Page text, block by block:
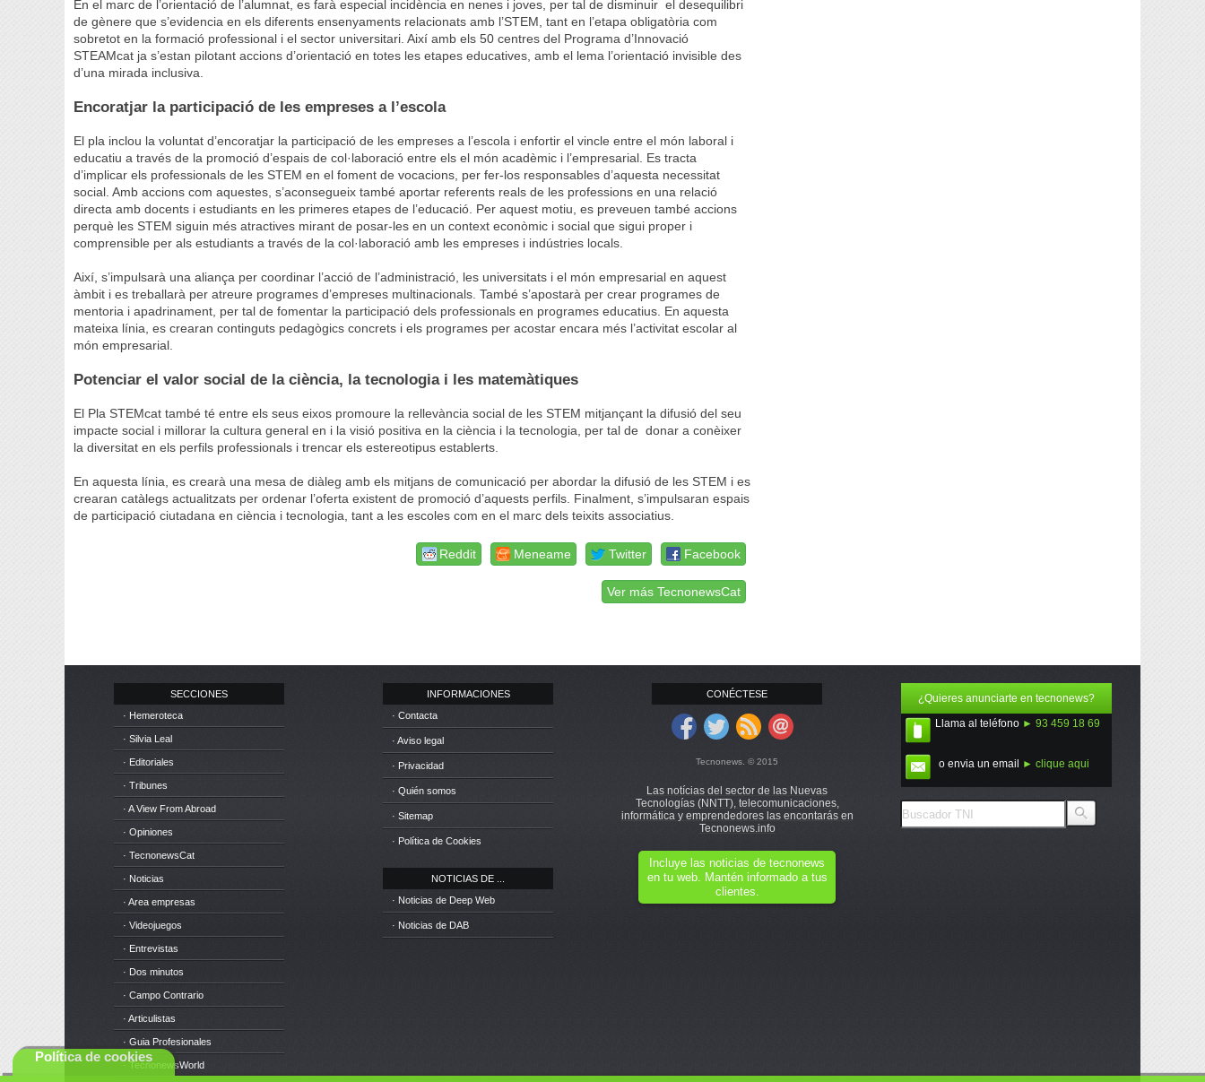
En el marc de l’orientació de l’alumnat, es farà especial incidència en nenes i joves, per tal de disminuir el desequilibri
de gènere que s’evidencia en els diferents ensenyaments relacionats amb l’STEM, tant en l’etapa obligatòria com
sobretot en la formació professional i el sector universitari. Així amb els 50 centres del Programa d’Innovació
STEAMcat ja s’estan pilotant accions d’orientació en totes les etapes educatives, amb el lema l’orientació invisible des
d’una mirada inclusiva.
Encoratjar la participació de les empreses a l’escola
El pla inclou la voluntat d’encoratjar la participació de les empreses a l’escola i enfortir el vincle entre el món laboral i
educatiu a través de la promoció d’espais de col·laboració entre els el món acadèmic i l’empresarial. Es tracta
d’implicar els professionals de les STEM en el foment de vocacions, per fer-los responsables d’aquesta necessitat
social. Amb accions com aquestes, s’aconsegueix també aportar referents reals de les professions en una relació
directa amb docents i estudiants en les primeres etapes de l’educació. Per aquest motiu, es preveuen també accions
perquè les STEM siguin més atractives mirant de posar-les en un context econòmic i social que sigui proper i
comprensible per als estudiants a través de la col·laboració amb les empreses i indústries locals.
Així, s’impulsarà una aliança per coordinar l’acció de l’administració, les universitats i el món empresarial en aquest
àmbit i es treballarà per atreure programes d’empreses multinacionals. També s’apostarà per crear programes de
mentoria i apadrinament, per tal de fomentar la participació dels professionals en programes educatius. En aquesta
mateixa línia, es crearan continguts pedagògics concrets i els programes per acostar encara més l’activitat escolar al
món empresarial.
Potenciar el valor social de la ciència, la tecnologia i les matemàtiques
El Pla STEMcat també té entre els seus eixos promoure la rellevància social de les STEM mitjançant la difusió del seu
impacte social i millorar la cultura general en i la visió positiva en la ciència i la tecnologia, per tal de donar a conèixer
la diversitat en els perfils professionals i trencar els estereotipus establerts.
En aquesta línia, es crearà una mesa de diàleg amb els mitjans de comunicació per abordar la difusió de les STEM i es
crearan catàlegs actualitzats per ordenar l’oferta existent de promoció d’aquests perfils. Finalment, s’impulsaran espais
de participació ciutadana en ciència i tecnologia, tant a les escoles com en el marc dels teixits associatius.
Facebook
Twitter
Meneame
Reddit
Ver más TecnonewsCat
SECCIONES
· Hemeroteca
· Silvia Leal
· Editoriales
· Tribunes
· A View From Abroad
· Opiniones
· TecnonewsCat
· Noticias
· Area empresas
· Videojuegos
· Entrevistas
· Dos minutos
· Campo Contrario
· Articulistas
· Guia Profesionales
· TecnonewsWorld
INFORMACIONES
· Contacta
· Aviso legal
· Privacidad
· Quién somos
· Sitemap
· Política de Cookies
NOTICIAS DE ...
· Noticias de Deep Web
· Noticias de DAB
CONÉCTESE
Tecnonews. © 2015
Las notícias del sector de las Nuevas
Tecnologías (NNTT), telecomunicaciones,
informática y emprendedores las encontarás en
Tecnonews.info
Incluye las noticias de tecnonews
en tu web. Mantén informado a tus
clientes.
¿Quieres anunciarte en tecnonews?
Llama al teléfono ► 93 459 18 69
o envia un email ► clique aqui
Política de cookies